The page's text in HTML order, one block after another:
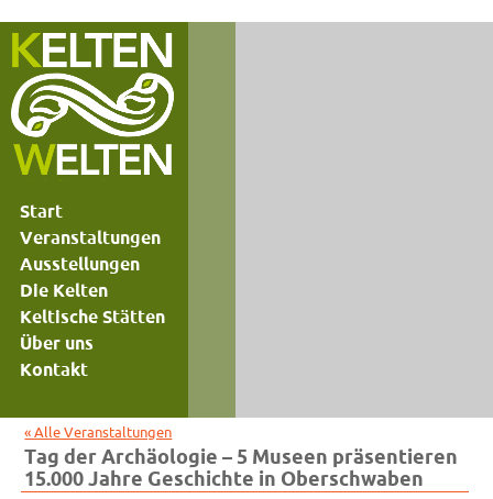
Start
Veranstaltungen
Ausstellungen
Die Kelten
Keltische Stätten
Über uns
Kontakt
« Alle Veranstaltungen
Tag der Archäologie – 5 Museen präsentieren
15.000 Jahre Geschichte in Oberschwaben